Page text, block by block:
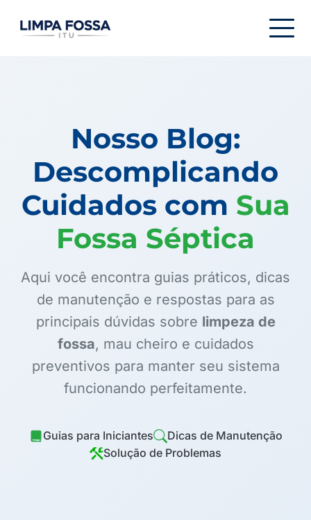
Nosso Blog:
Descomplicando
Cuidados com Sua
Fossa Séptica
Aqui você encontra guias práticos, dicas
de manutenção e respostas para as
principais dúvidas sobre limpeza de
fossa, mau cheiro e cuidados
preventivos para manter seu sistema
funcionando perfeitamente.
Guias para Iniciantes
Dicas de Manutenção
Solução de Problemas